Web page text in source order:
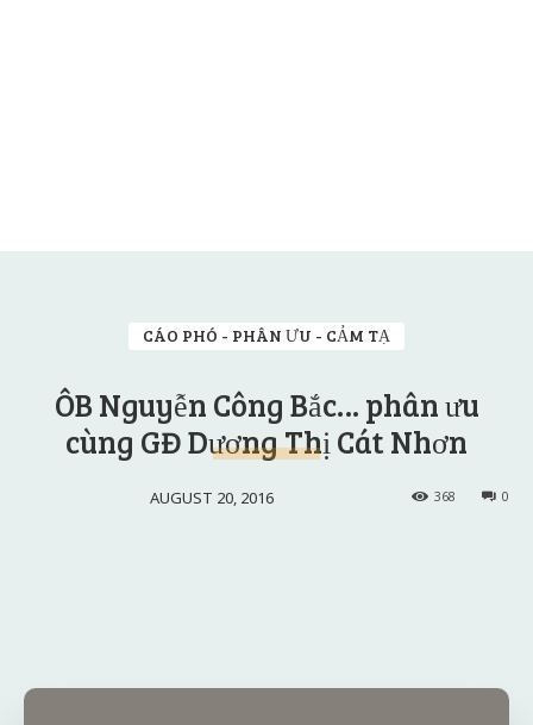
CÁO PHÓ - PHÂN ƯU - CẢM TẠ
ÔB Nguyễn Công Bắc… phân ưu
cùng GĐ Dương Thị Cát Nhơn
AUGUST 20, 2016 0
368